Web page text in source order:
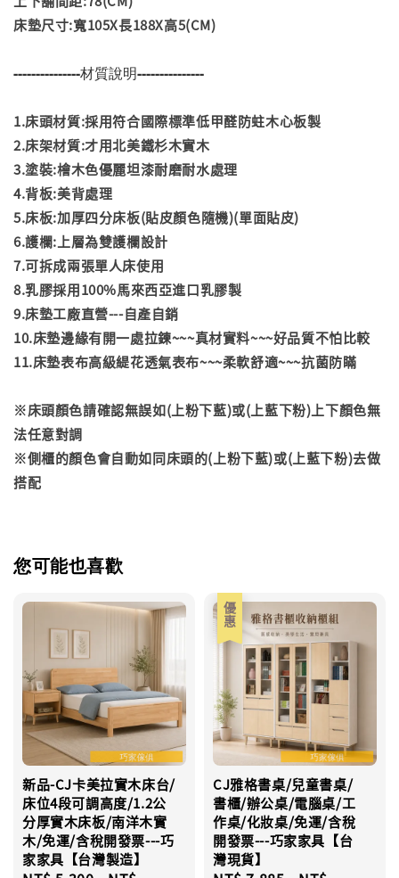
床墊尺寸:寬105X長188X高5(CM)
---------------材質說明---------------
1.床頭材質:採用符合國際標準低甲醛防蛀木心板製
2.床架材質:才用北美鐵杉木實木
3.塗裝:檜木色優麗坦漆耐磨耐水處理
4.背板:美背處理
5.床板:加厚四分床板(貼皮顏色隨機)(單面貼皮)
6.護欄:上層為雙護欄設計
7.可拆成兩張單人床使用
8.乳膠採用100%馬來西亞進口乳膠製
9.床墊工廠直營---自產自銷
10.床墊邊緣有開一處拉鍊~~~真材實料~~~好品質不怕比較
11.床墊表布高級緹花透氣表布~~~柔軟舒適~~~抗菌防瞞
※床頭顏色請確認無誤如(上粉下藍)或(上藍下粉)上下顏色無
法任意對調
※側櫃的顏色會自動如同床頭的(上粉下藍)或(上藍下粉)去做
搭配
您可能也喜歡
新品-CJ卡美拉實木床台/
床位4段可調高度/1.2公
分厚實木床板/南洋木實
木/免運/含稅開發票---巧
家家具【台灣製造】
優惠
CJ雅格書桌/兒童書桌/
書櫃/辦公桌/電腦桌/工
作桌/化妝桌/免運/含稅
開發票---巧家家具【台
灣現貨】